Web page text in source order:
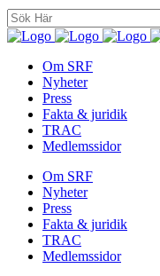
Search
for:
Om SRF
Nyheter
Press
Fakta & juridik
TRAC
Medlemssidor
Om SRF
Nyheter
Press
Fakta & juridik
TRAC
Medlemssidor